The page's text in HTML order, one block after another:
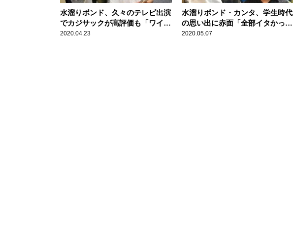
水溜りボンド、久々のテレビ出演
でカジサックが高評価も「ワイプ
芸」に苦戦？
2020.04.23
水溜りボンド・カンタ、学生時代
の思い出に赤面「全部イタかっ
た……」
2020.05.07